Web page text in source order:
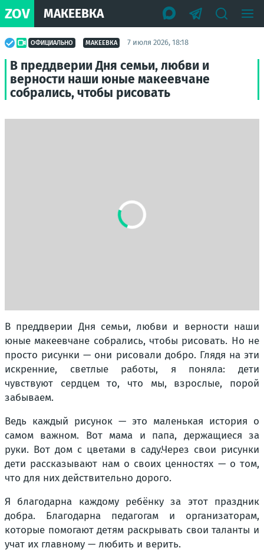
ZOV МАКЕЕВКА
ОФИЦИАЛЬНО МАКЕЕВКА 7 июля 2026, 18:18
В преддверии Дня семьи, любви и
верности наши юные макеевчане
собрались, чтобы рисовать
В преддверии Дня семьи, любви и верности наши
юные макеевчане собрались, чтобы рисовать. Но не
просто рисунки — они рисовали добро. Глядя на эти
искренние, светлые работы, я поняла: дети
чувствуют сердцем то, что мы, взрослые, порой
забываем.
Ведь каждый рисунок — это маленькая история о
самом важном. Вот мама и папа, держащиеся за
руки. Вот дом с цветами в саду.Через свои рисунки
дети рассказывают нам о своих ценностях — о том,
что для них действительно дорого.
Я благодарна каждому ребёнку за этот праздник
добра. Благодарна педагогам и организаторам,
которые помогают детям раскрывать свои таланты и
учат их главному — любить и верить.